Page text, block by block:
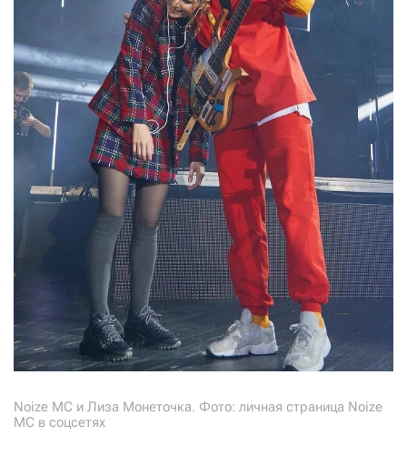
Noize MC и Лиза Монеточка. Фото: личная страница Noize
MC в соцсетях